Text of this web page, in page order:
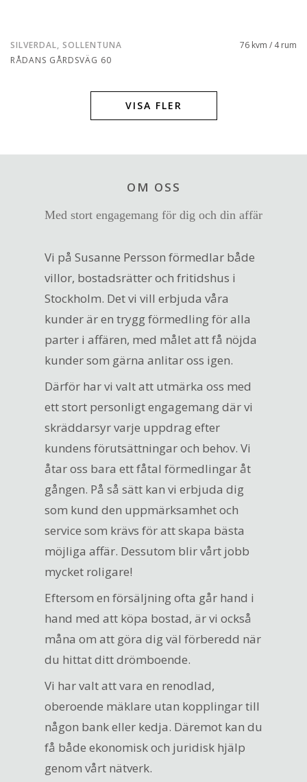
SILVERDAL, SOLLENTUNA
RÅDANS GÅRDSVÄG 60
76 kvm / 4 rum
VISA FLER
OM OSS
Med stort engagemang för dig och din affär
Vi på Susanne Persson förmedlar både
villor, bostadsrätter och fritidshus i
Stockholm. Det vi vill erbjuda våra
kunder är en trygg förmedling för alla
parter i affären, med målet att få nöjda
kunder som gärna anlitar oss igen.
Därför har vi valt att utmärka oss med
ett stort personligt engagemang där vi
skräddarsyr varje uppdrag efter
kundens förutsättningar och behov. Vi
åtar oss bara ett fåtal förmedlingar åt
gången. På så sätt kan vi erbjuda dig
som kund den uppmärksamhet och
service som krävs för att skapa bästa
möjliga affär. Dessutom blir vårt jobb
mycket roligare!
Eftersom en försäljning ofta går hand i
hand med att köpa bostad, är vi också
måna om att göra dig väl förberedd när
du hittat ditt drömboende.
Vi har valt att vara en renodlad,
oberoende mäklare utan kopplingar till
någon bank eller kedja. Däremot kan du
få både ekonomisk och juridisk hjälp
genom vårt nätverk.